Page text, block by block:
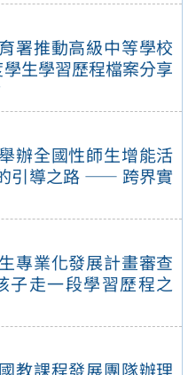
署推動高級中等學校
生學習歷程檔案分享
辦全國性師生增能活
引導之路 —— 跨界實
專業化發展計畫審查
子走一段學習歷程之
教課程發展團隊辦理